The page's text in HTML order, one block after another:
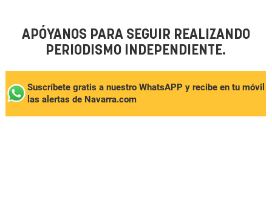
APÓYANOS PARA SEGUIR REALIZANDO
PERIODISMO INDEPENDIENTE.
Suscríbete gratis a nuestro WhatsAPP y recibe en tu móvil
las alertas de Navarra.com